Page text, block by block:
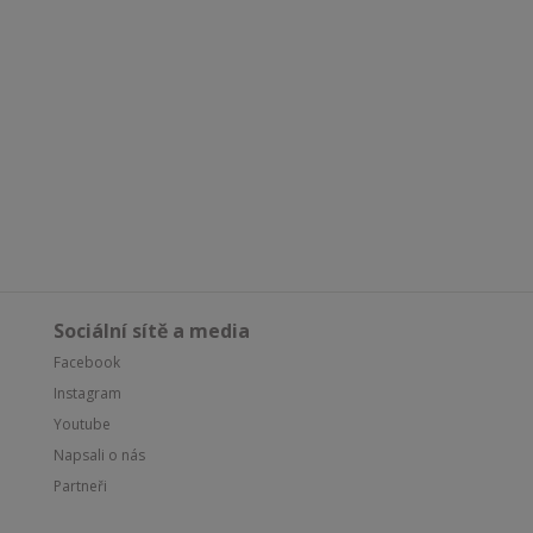
Sociální sítě a media
Facebook
Instagram
Youtube
Napsali o nás
Partneři